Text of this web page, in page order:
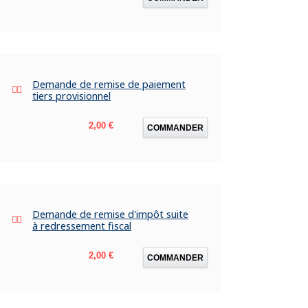
Demande de remise de paiement
tiers provisionnel
Prix
2,00 € COMMANDER
Demande de remise d'impôt suite
à redressement fiscal
Prix
2,00 € COMMANDER